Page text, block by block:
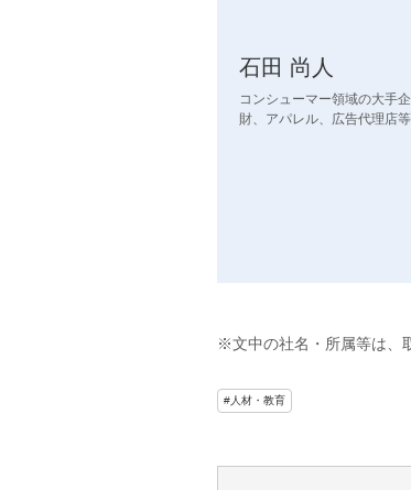
石田 尚人
コンシューマー領域の大手
財、アパレル、広告代理店等
※文中の社名・所属等は、
#人材・教育